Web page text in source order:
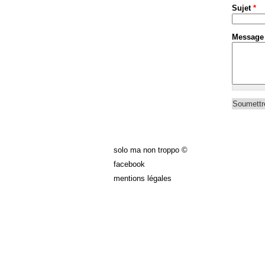
Sujet *
solo ma non troppo ©
facebook
mentions légales